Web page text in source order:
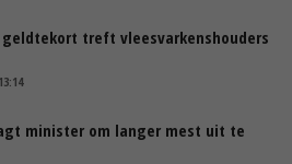
treft vleesvarkenshouders
minister om langer mest uit te